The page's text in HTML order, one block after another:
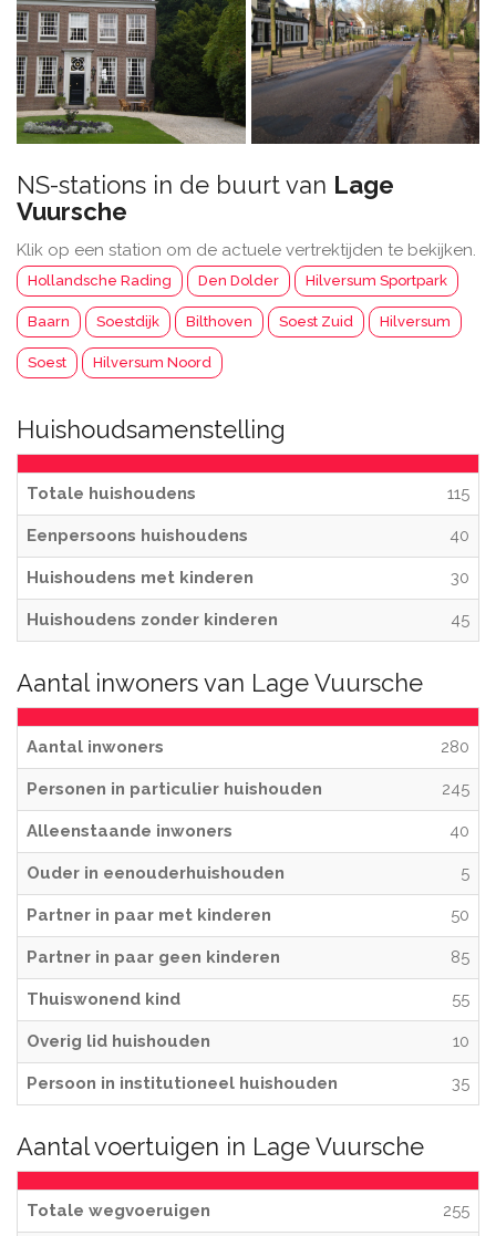
NS-stations in de buurt van Lage
Vuursche
Klik op een station om de actuele vertrektijden te bekijken.
Hollandsche Rading Den Dolder Hilversum Sportpark
Baarn Soestdijk Bilthoven Soest Zuid Hilversum
Soest Hilversum Noord
Huishoudsamenstelling
Totale huishoudens 115
Eenpersoons huishoudens 40
Huishoudens met kinderen 30
Huishoudens zonder kinderen 45
Aantal inwoners van Lage Vuursche
Aantal inwoners 280
Personen in particulier huishouden 245
Alleenstaande inwoners 40
Ouder in eenouderhuishouden 5
Partner in paar met kinderen 50
Partner in paar geen kinderen 85
Thuiswonend kind 55
Overig lid huishouden 10
Persoon in institutioneel huishouden 35
Aantal voertuigen in Lage Vuursche
Totale wegvoeruigen 255